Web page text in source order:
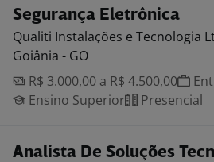
Segurança Eletrônica
Qualiti Instalações e Tecnologia
Goiânia - GO
R$ 3.000,00 a R$ 4.500,00
Ensino Superior
Presencial
Analista De Soluções